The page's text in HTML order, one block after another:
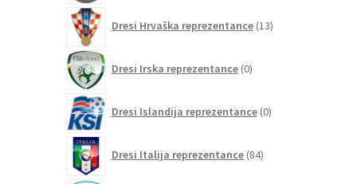
Dresi Hrvaška reprezentance 13izdelkov
Dresi Irska reprezentance 0izdelkov
Dresi Islandija reprezentance 0izdelkov
Dresi Italija reprezentance 84izdelkov